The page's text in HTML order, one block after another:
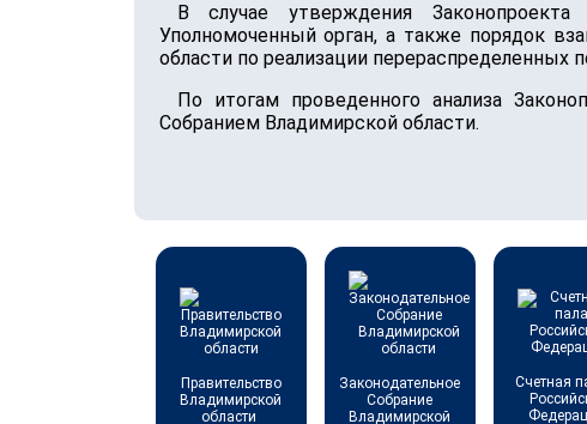
В случае утверждения
Уполномоченный орган, а также порядок
области по реализации перераспределенных
По итогам проведенного анализа
Собранием Владимирской области.
Правительство
Владимирской
области
Законодательное
Собрание
Владимирской
Счетная